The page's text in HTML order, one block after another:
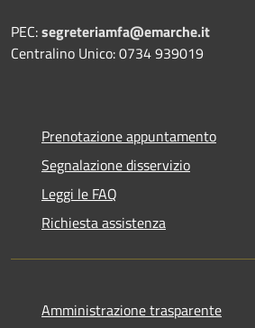
PEC:segreteriamfa@emarche.it
Centralino Unico: 0734 939019
Prenotazione appuntamento
Segnalazione disservizio
Leggi le FAQ
Richiesta assistenza
Amministrazione trasparente